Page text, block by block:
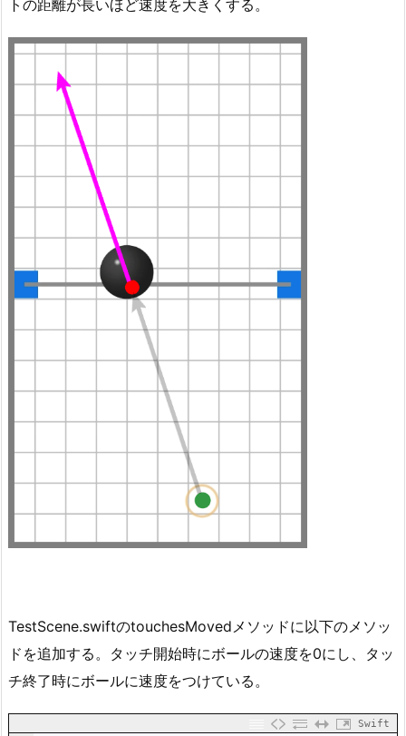
トの距離が長いほど速度を大きくする。
TestScene.swiftのtouchesMovedメソッドに以下のメソッ
ドを追加する。タッチ開始時にボールの速度を0にし、タッ
チ終了時にボールに速度をつけている。
Swift